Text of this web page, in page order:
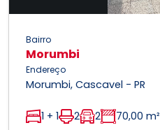
Bairro
Morumbi
Endereço
Morumbi, Cascavel - PR
1 + 1 2 2 70,00 m²